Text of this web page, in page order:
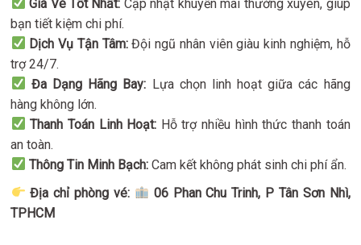
Giá Vé Tốt Nhất: Cập nhật khuyến mãi thường xuyên, giúp
bạn tiết kiệm chi phí.
Dịch Vụ Tận Tâm:Đội ngũ nhân viên giàu kinh nghiệm, hỗ
trợ 24/7.
Đa Dạng Hãng Bay: Lựa chọn linh hoạt giữa các hãng
hàng không lớn.
Thanh Toán Linh Hoạt: Hỗ trợ nhiều hình thức thanh toán
an toàn.
Thông Tin Minh Bạch:Cam kết không phát sinh chi phí ẩn.
Địa chỉ phòng vé:
06 Phan Chu Trinh, P Tân Sơn Nhì,
TPHCM